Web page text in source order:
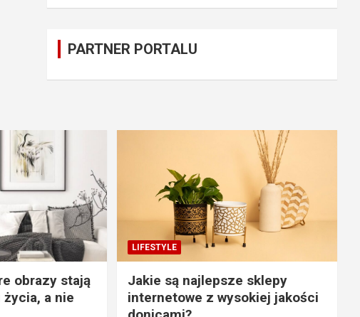
PARTNER PORTALU
obrazy stają
a nie
LIFESTYLE
Jakie są najlepsze sklepy
internetowe z wysokiej jakości